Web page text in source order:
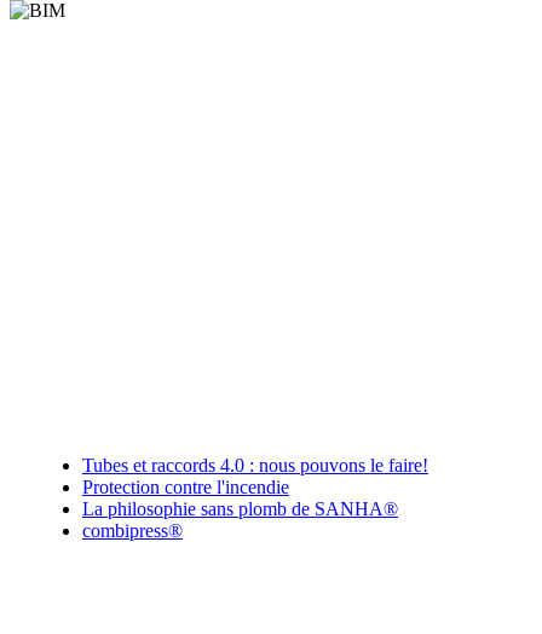
Tubes et raccords 4.0 : nous pouvons le faire!
Protection contre l'incendie
La philosophie sans plomb de SANHA®
combipress®